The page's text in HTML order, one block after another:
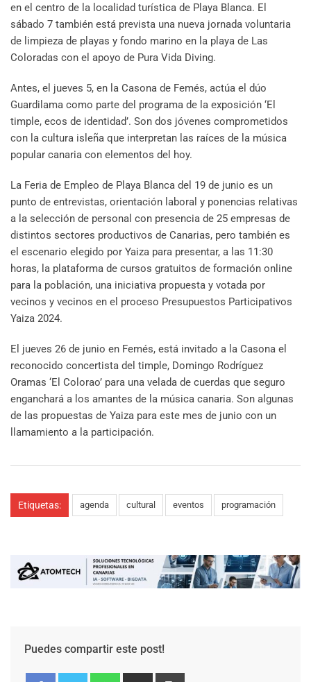
en el centro de la localidad turística de Playa Blanca. El
sábado 7 también está prevista una nueva jornada voluntaria
de limpieza de playas y fondo marino en la playa de Las
Coloradas con el apoyo de Pura Vida Diving.
Antes, el jueves 5, en la Casona de Femés, actúa el dúo
Guardilama como parte del programa de la exposición ‘El
timple, ecos de identidad’. Son dos jóvenes comprometidos
con la cultura isleña que interpretan las raíces de la música
popular canaria con elementos del hoy.
La Feria de Empleo de Playa Blanca del 19 de junio es un
punto de entrevistas, orientación laboral y ponencias relativas
a la selección de personal con presencia de 25 empresas de
distintos sectores productivos de Canarias, pero también es
el escenario elegido por Yaiza para presentar, a las 11:30
horas, la plataforma de cursos gratuitos de formación online
para la población, una iniciativa propuesta y votada por
vecinos y vecinos en el proceso Presupuestos Participativos
Yaiza 2024.
El jueves 26 de junio en Femés, está invitado a la Casona el
reconocido concertista del timple, Domingo Rodríguez
Oramas ‘El Colorao’ para una velada de cuerdas que seguro
enganchará a los amantes de la música canaria. Son algunas
de las propuestas de Yaiza para este mes de junio con un
llamamiento a la participación.
Etiquetas: agenda cultural eventos programación
Puedes compartir este post!